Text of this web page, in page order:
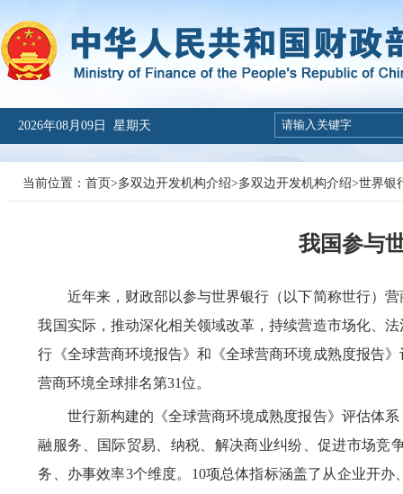
2026年08月09日 星期天
当前位置： 首页>多双边开发机构介绍>多双边开发机构介绍>世界银
我国参与
近年来，财政部以参与世界银行（以下简称世行）营
我国实际，推动深化相关领域改革，持续营造市场化、
行《全球营商环境报告》和《全球营商环境成熟度报告
营商环境全球排名第31位。
世行新构建的《全球营商环境成熟度报告》评估体系
融服务、国际贸易、纳税、解决商业纠纷、促进市场竞
务、办事效率3个维度。10项总体指标涵盖了从企业开